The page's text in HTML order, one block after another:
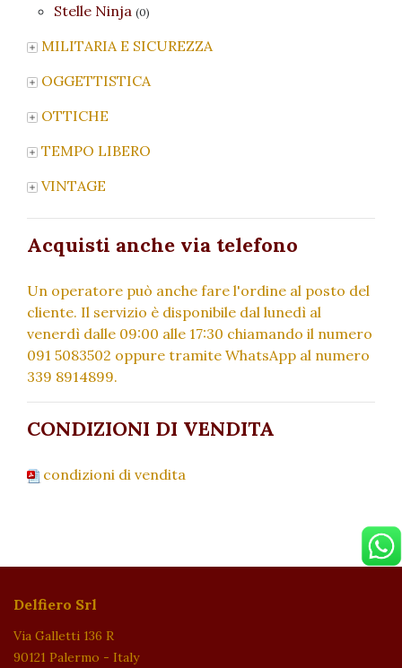
Stelle Ninja (0)
MILITARIA E SICUREZZA
OGGETTISTICA
OTTICHE
TEMPO LIBERO
VINTAGE
Acquisti anche via telefono
Un operatore può anche fare l'ordine al posto del
cliente. Il servizio è disponibile dal lunedì al
venerdì dalle 09:00 alle 17:30 chiamando il numero
091 5083502 oppure tramite WhatsApp al numero
339 8914899.
CONDIZIONI DI VENDITA
condizioni di vendita
Delfiero Srl
Via Galletti 136 R
90121 Palermo - Italy